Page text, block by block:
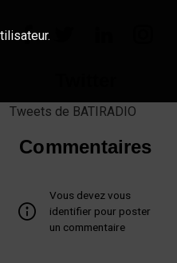
Tweets de BATIRADIO
Commentaires
Vous devez vous
identifier pour poster
un commentaire